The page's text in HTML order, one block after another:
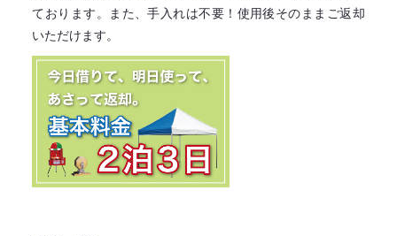
ております。
また、手入れは不要！ 使用後そのままご返却
いただけます。